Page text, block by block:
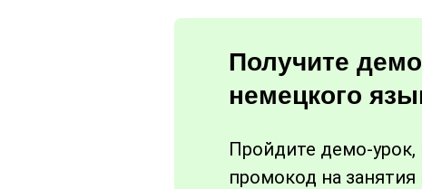
Получите
немецкого
Пройдите демо-
промокод на